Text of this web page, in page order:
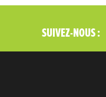
SUIVEZ-NOUS :